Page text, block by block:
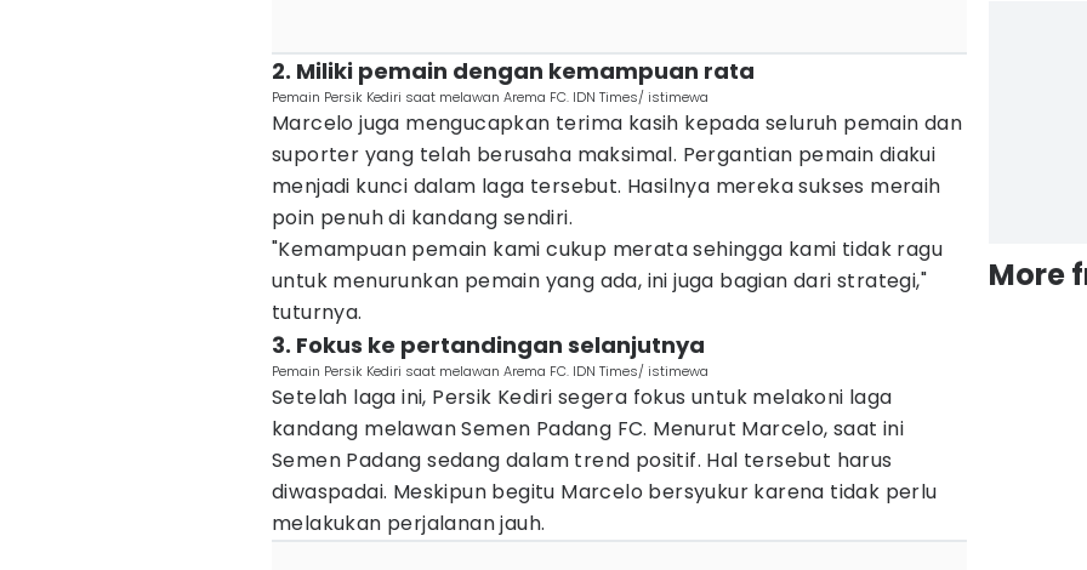
2. Miliki pemain dengan kemampuan rata
Pemain Persik Kediri saat melawan Arema FC. IDN Times/ istimewa
Marcelo juga mengucapkan terima kasih kepada seluruh pemain dan
suporter yang telah berusaha maksimal. Pergantian pemain diakui
menjadi kunci dalam laga tersebut. Hasilnya mereka sukses meraih
poin penuh di kandang sendiri.
"Kemampuan pemain kami cukup merata sehingga kami tidak ragu
untuk menurunkan pemain yang ada, ini juga bagian dari strategi,"
tuturnya.
3. Fokus ke pertandingan selanjutnya
Pemain Persik Kediri saat melawan Arema FC. IDN Times/ istimewa
Setelah laga ini, Persik Kediri segera fokus untuk melakoni laga
kandang melawan Semen Padang FC. Menurut Marcelo, saat ini
Semen Padang sedang dalam trend positif. Hal tersebut harus
diwaspadai. Meskipun begitu Marcelo bersyukur karena tidak perlu
melakukan perjalanan jauh.
More